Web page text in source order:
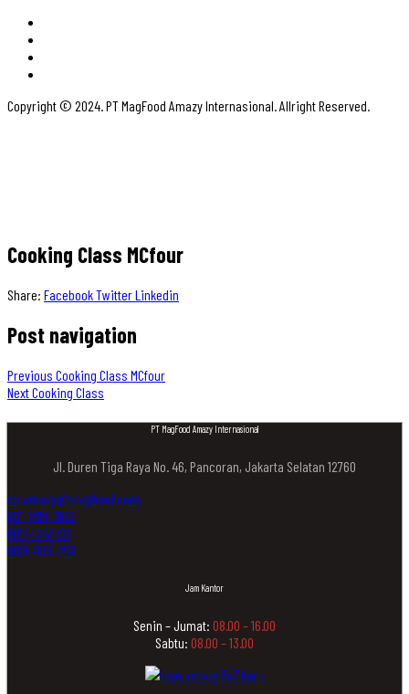
Copyright © 2024. PT MagFood Amazy Internasional. Allright Reserved.
Cooking Class MCfour
Share: FacebookTwitterLinkedin
Post navigation
Previous Cooking Class MCfour
NextCooking Class
PT MagFood Amazy Internasional
Jl. Duren Tiga Raya No. 46, Pancoran, Jakarta Selatan 12760
cs.amazy@magfood.com
021-7919-3162
0811-1347-161
0816-866-251
Jam Kantor
Senin – Jumat: 08.00 – 16.00
Sabtu: 08.00 – 13.00